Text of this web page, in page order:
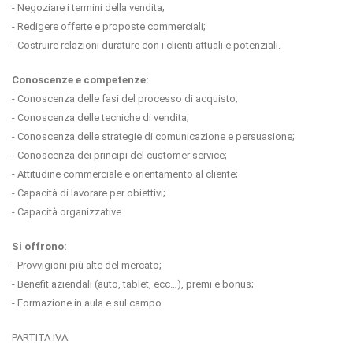
- Negoziare i termini della vendita;
- Redigere offerte e proposte commerciali;
- Costruire relazioni durature con i clienti attuali e potenziali.
Conoscenze e competenze:
- Conoscenza delle fasi del processo di acquisto;
- Conoscenza delle tecniche di vendita;
- Conoscenza delle strategie di comunicazione e persuasione;
- Conoscenza dei principi del customer service;
- Attitudine commerciale e orientamento al cliente;
- Capacità di lavorare per obiettivi;
- Capacità organizzative.
Si offrono:
- Provvigioni più alte del mercato;
- Benefit aziendali (auto, tablet, ecc…), premi e bonus;
- Formazione in aula e sul campo.
PARTITA IVA